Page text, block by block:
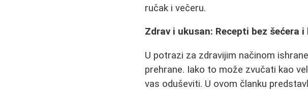
ručak i večeru.
Zdrav i ukusan: Recepti bez šećera i
U potrazi za zdravijim načinom
prehrane. Iako to može zvučati kao
vas oduševiti. U ovom članku